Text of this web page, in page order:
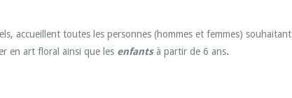
accueillent toutes les personnes (hommes et femmes) souhaitant
en art floral ainsi que les enfantsà partir de 6 ans.